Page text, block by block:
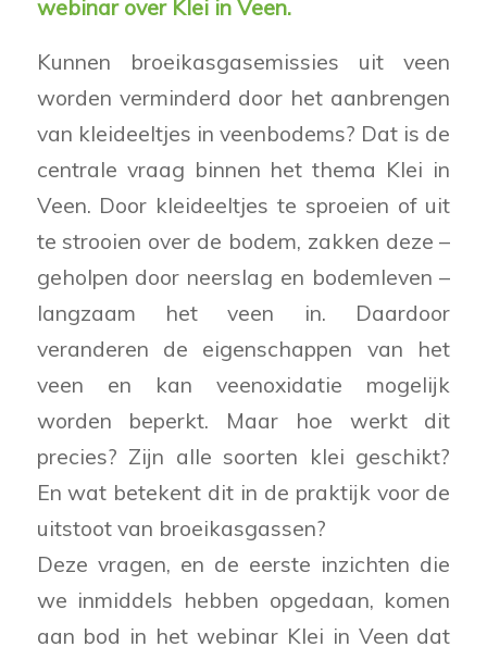
webinar over Klei in Veen.
Kunnen broeikasgasemissies uit veen
worden verminderd door het aanbrengen
van kleideeltjes in veenbodems? Dat is de
centrale vraag binnen het thema Klei in
Veen. Door kleideeltjes te sproeien of uit
te strooien over de bodem, zakken deze –
geholpen door neerslag en bodemleven –
langzaam het veen in. Daardoor
veranderen de eigenschappen van het
veen en kan veenoxidatie mogelijk
worden beperkt. Maar hoe werkt dit
precies? Zijn alle soorten klei geschikt?
En wat betekent dit in de praktijk voor de
uitstoot van broeikasgassen?
Deze vragen, en de eerste inzichten die
we inmiddels hebben opgedaan, komen
aan bod in het webinar Klei in Veen dat